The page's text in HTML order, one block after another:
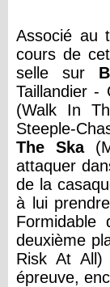
Associé au
cours de
selle sur
Taillandier -
(Walk In
Steeple-
The
Ska
attaquer
de la
à lui
deuxième
Risk At
épreuve,